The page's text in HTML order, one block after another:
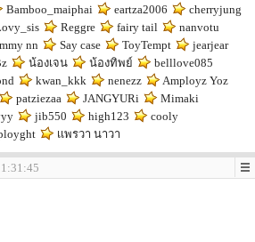
Bamboo_maiphai eartza2006
cherryjung
Reggre fairy tail
nanvotu
nn Say case ToyTempt
jearjear
น้องเจน น้องทิพย์
belllove085
kwan_kkk nenezz
Amployz Yoz
patziezaa JANGYURi
Mimaki
jib550 high123
cooly
เเพรวา นาวา